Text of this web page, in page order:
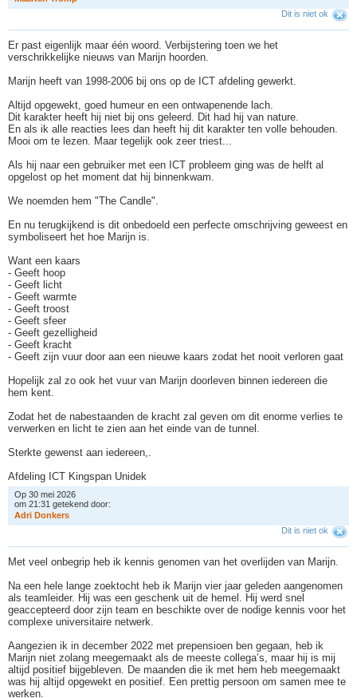
Dit is niet ok
Er past eigenlijk maar één woord. Verbijstering toen we het
verschrikkelijke nieuws van Marijn hoorden.
Marijn heeft van 1998-2006 bij ons op de ICT afdeling gewerkt.
Altijd opgewekt, goed humeur en een ontwapenende lach.
Dit karakter heeft hij niet bij ons geleerd. Dit had hij van nature.
En als ik alle reacties lees dan heeft hij dit karakter ten volle behouden.
Mooi om te lezen. Maar tegelijk ook zeer triest...
Als hij naar een gebruiker met een ICT probleem ging was de helft al
opgelost op het moment dat hij binnenkwam.
We noemden hem "The Candle".
En nu terugkijkend is dit onbedoeld een perfecte omschrijving geweest en
symboliseert het hoe Marijn is.
Want een kaars
- Geeft hoop
- Geeft licht
- Geeft warmte
- Geeft troost
- Geeft sfeer
- Geeft gezelligheid
- Geeft kracht
- Geeft zijn vuur door aan een nieuwe kaars zodat het nooit verloren gaat
Hopelijk zal zo ook het vuur van Marijn doorleven binnen iedereen die
hem kent.
Zodat het de nabestaanden de kracht zal geven om dit enorme verlies te
verwerken en licht te zien aan het einde van de tunnel.
Sterkte gewenst aan iedereen,.
Afdeling ICT Kingspan Unidek
Op 30 mei 2026
om 21:31 getekend door:
Adri Donkers
Dit is niet ok
Met veel onbegrip heb ik kennis genomen van het overlijden van Marijn.
Na een hele lange zoektocht heb ik Marijn vier jaar geleden aangenomen
als teamleider. Hij was een geschenk uit de hemel. Hij werd snel
geaccepteerd door zijn team en beschikte over de nodige kennis voor het
complexe universitaire netwerk.
Aangezien ik in december 2022 met prepensioen ben gegaan, heb ik
Marijn niet zolang meegemaakt als de meeste collega’s, maar hij is mij
altijd positief bijgebleven. De maanden die ik met hem heb meegemaakt
was hij altijd opgewekt en positief. Een prettig persoon om samen mee te
werken.